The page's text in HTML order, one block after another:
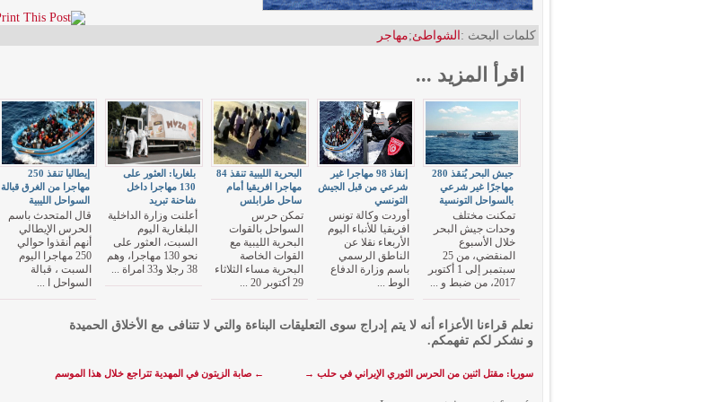
كلمات البحث : الشواطئ;مهاجر
اقرأ المزيد ...
إيطاليا تنقذ 250
مهاجرا من الغرق قبالة
السواحل الليبية
قال المتحدث باسم
الحرس الإيطالي
أنهم أنقذوا حوالي
250 مهاجرا اليوم
السبت ، قبالة
السواحل ا ...
بلغاريا: العثور على
130 مهاجرا داخل
شاحنة تبريد
أعلنت وزارة الداخلية
البلغارية اليوم
السبت، العثور على
نحو 130 مهاجرا، وهم
38 رجلا و33 امراة ...
البحرية الليبية تنقذ 84
مهاجرا افريقيا أمام
ساحل طرابلس
تمكن حرس
السواحل بالقوات
البحرية الليبية مع
القوات الخاصة
البحرية مساء الثلاثاء
29 أكتوبر 20 ...
إنقاذ 98 مهاجرا غير
شرعي من قبل الجيش
التونسي
أوردت وكالة تونس
افريقيا للأنباء اليوم
الأربعاء نقلا عن
الناطق الرسمي
باسم وزارة الدفاع
الوط ...
جيش البحر يُنقذ 280
مهاجرًا غير شرعي
بالسواحل التونسية
تمكنت مختلف
وحدات جيش البحر
خلال الأسبوع
المنقضي، من 25
سبتمبر إلى 1 أكتوبر
2017، من ضبط و ...
نعلم قراءنا الأعزاء أنه لا يتم إدراج سوى التعليقات البناءة والتي لا تتنافى مع الأخلاق الحميدة
و نشكر لكم تفهمكم.
← صابة الزيتون في المهدية تتراجع خلال هذا الموسم سوريا: مقتل اثنين من الحرس الثوري الإيراني في حلب →